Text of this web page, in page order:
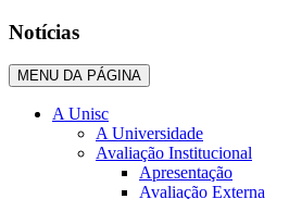
Notícias
MENU DA PÁGINA
A Unisc
A Universidade
Avaliação Institucional
Apresentação
Avaliação Externa